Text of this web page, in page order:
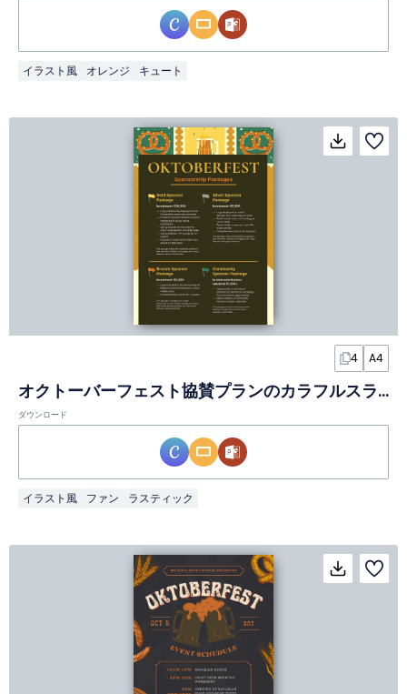
イラスト風 オレンジ キュート
4 A4
オクトーバーフェスト協賛プランのカラフルスライド
ダウンロード
イラスト風 ファン ラスティック